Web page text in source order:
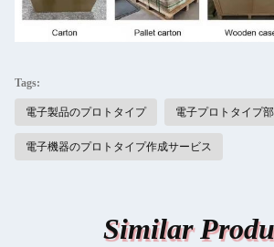
Tags:
電子製品のプロトタイプ 電子プロトタイプ
電子機器のプロトタイプ作成サービス
Similar